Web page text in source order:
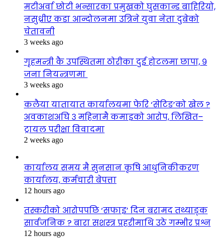
मटीअर्वा छोटी भन्सारका प्रमुखको घुसकान्ड बाहिरियो,
नसुध्रीए कडा आन्दोलनमा उत्रिने युवा नेता दुबेको
चेतावनी
3 weeks ago
गृहमन्त्री कै उपस्थितमा ठोरीका दुई होटलमा छापा, ९
जना नियन्त्रणमा
3 weeks ago
कलैया यातायात कार्यालयमा फेरि ‘सेटिङ’को खेल ?
अवकाशअघि ३ महिनामै कमाइको आरोप, लिखित–
ट्रायल परीक्षा विवादमा
2 weeks ago
कार्यालय समय मै सुनसान कृषि आधुनिकीकरण
कार्यालय, कर्मचारी बेपत्ता
12 hours ago
तस्करीको आरोपपछि ‘सफाइ’ दिन बरामद तथ्याङ्क
सार्वजनिक ? बारा सशस्त्र प्रहरीमाथि उठे गम्भीर प्रश्न
12 hours ago